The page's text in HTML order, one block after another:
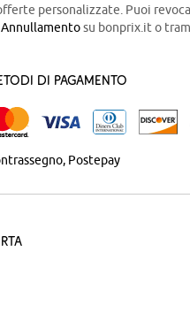
personalizzate. Puoi
Annullamentosu bonprix.it o
di pagamento
Postepay